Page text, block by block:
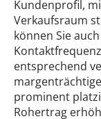
Kundenprofil,
Verkaufsraum
können Sie
entsprechend
prominent
Rohertrag